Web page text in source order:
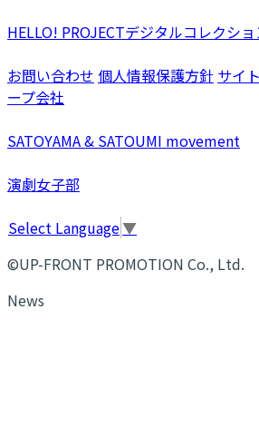
HELLO! PROJECTデジタルコレクショ
お問い合わせ 個人情報保護方針 サイ
ープ会社
SATOYAMA & SATOUMI movement
演劇女子部
Select Language▼
©UP-FRONT PROMOTION Co., Ltd.
News